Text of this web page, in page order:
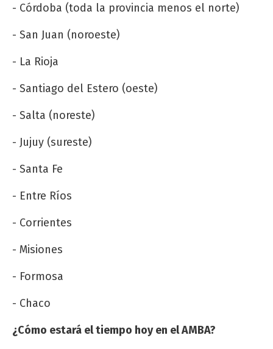
- Córdoba (toda la provincia menos el norte)
- San Juan (noroeste)
- La Rioja
- Santiago del Estero (oeste)
- Salta (noreste)
- Jujuy (sureste)
- Santa Fe
- Entre Ríos
- Corrientes
- Misiones
- Formosa
- Chaco
¿Cómo estará el tiempo hoy en el AMBA?